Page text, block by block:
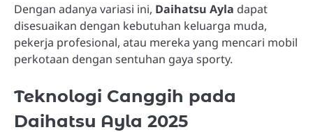
Dengan adanya variasi ini, Daihatsu Ayla dapat
disesuaikan dengan kebutuhan keluarga muda,
pekerja profesional, atau mereka yang mencari mobil
perkotaan dengan sentuhan gaya sporty.
Teknologi Canggih pada
Daihatsu Ayla 2025